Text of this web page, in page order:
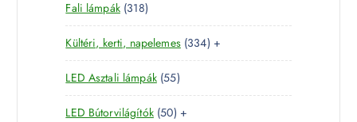
é
k
m
é
k
e
r
m
é
k
Fali lámpák 3183
1
8
t
e
r
m
Kültéri, kerti, napelemes 3343
3
t
+
LED Asztali lámpák 555
5
t
LED Bútorvilágítók 505 +